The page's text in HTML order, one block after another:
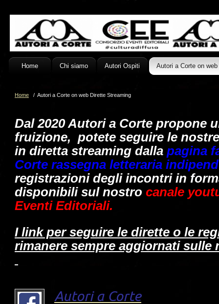
Home Chi siamo Autori Ospiti Autori a Corte on
Home / Autori a Corte on web Dirette Streaming
Dal 2020 Autori a Corte propone
fruizione, potete seguire le
in diretta streaming dalla pagina
Corte rassegna letteraria
registrazioni degli incontri in
disponibili sul nostro canale
Eventi Editoriali.
I link per seguire le dirette o le
rimanere sempre aggiornati sulle
Autori a Corte